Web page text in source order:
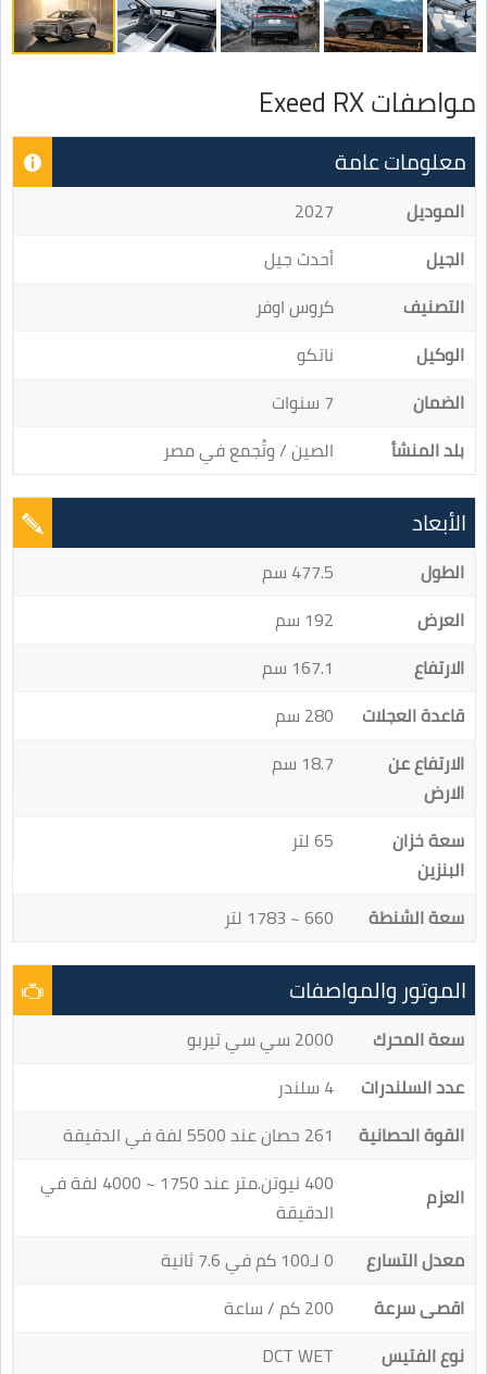
مواصفات Exeed RX
معلومات عامة
الموديل
2027
الجيل
أحدث جيل
التصنيف
كروس اوفر
الوكيل
ناتكو
الضمان
7 سنوات
بلد المنشأ
الصين / وتُجمع في مصر
الأبعاد
الطول
477.5 سم
العرض
192 سم
الارتفاع
167.1 سم
قاعدة العجلات
280 سم
الارتفاع عن
الارض
18.7 سم
سعة خزان
البنزين
65 لتر
سعة الشنطة 660 ~ 1783 لتر
الموتور والمواصفات
سعة المحرك
2000 سي سي تيربو
عدد السلندرات
4 سلندر
القوة الحصانية
261 حصان عند 5500 لفة في الدقيقة
العزم
400 نيوتن.متر عند 1750 ~ 4000 لفة في
الدقيقة
معدل التسارع
0 لـ100 كم في 7.6 ثانية
اقصى سرعة
200 كم / ساعة
نوع الفتيس
DCT WET